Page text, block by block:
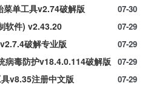
07-30
单工具v2.74破解版
07-29
软件) v2.43.20
07-29
破解专业版
07-29
毒防护v18.4.0.114破解版
07-29
v8.35注册中文版